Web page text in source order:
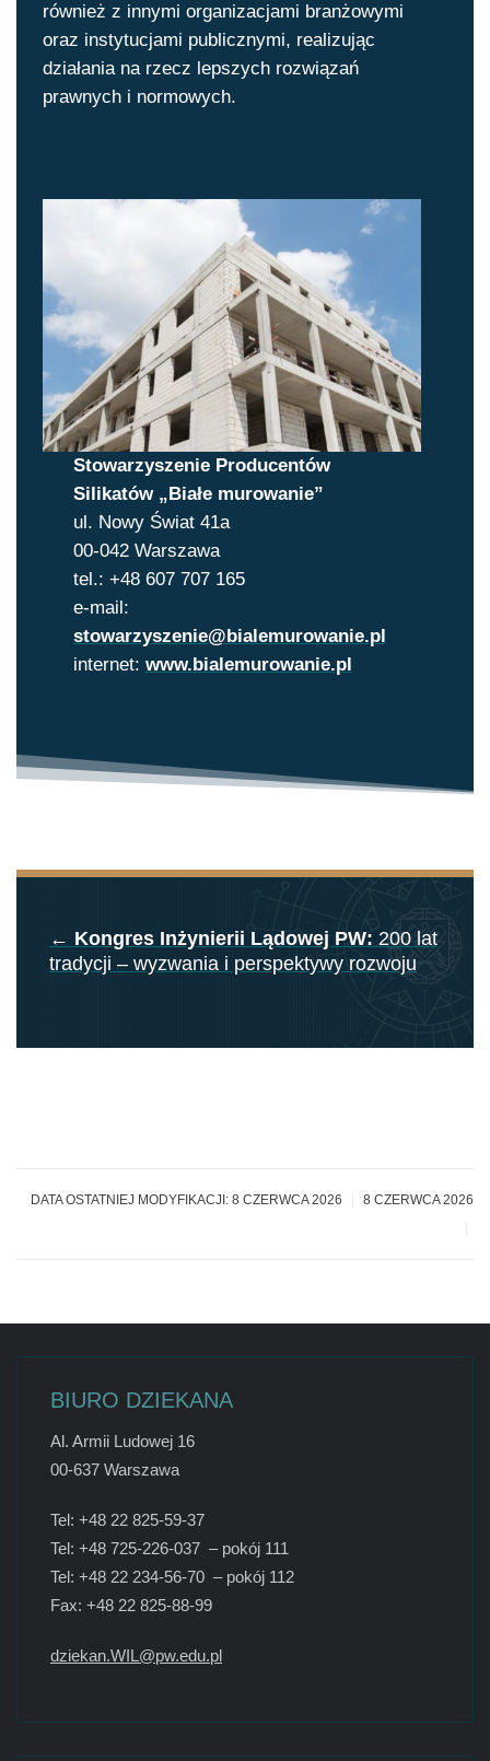
również z innymi organizacjami branżowymi
oraz instytucjami publicznymi, realizując
działania na rzecz lepszych rozwiązań
prawnych i normowych.
Stowarzyszenie Producentów
Silikatów „Białe murowanie”
ul. Nowy Świat 41a
00-042 Warszawa
tel.: +48 607 707 165
e-mail:
stowarzyszenie@bialemurowanie.pl
internet: www.bialemurowanie.pl
← Kongres Inżynierii Lądowej PW: 200 lat
tradycji – wyzwania i perspektywy rozwoju
DATA OSTATNIEJ MODYFIKACJI: 8 CZERWCA 2026 8 CZERWCA 2026
BIURO DZIEKANA
Al. Armii Ludowej 16
00-637 Warszawa
Tel: +48 22 825-59-37
Tel: +48 725-226-037 – pokój 111
Tel: +48 22 234-56-70 – pokój 112
Fax: +48 22 825-88-99
dziekan.WIL@pw.edu.pl